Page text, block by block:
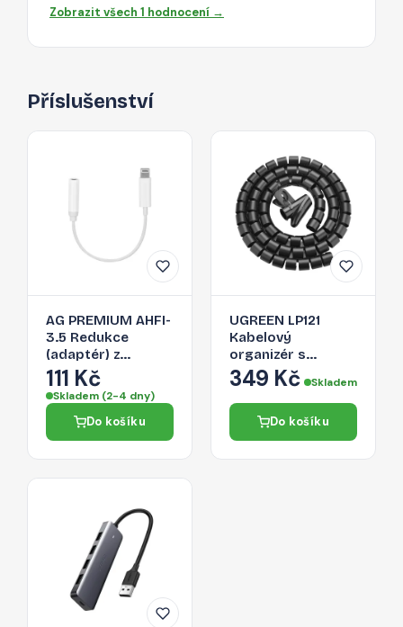
Zobrazit všech 1 hodnocení →
Příslušenství
AG PREMIUM AHFI-
3.5 Redukce
(adaptér) z
Lightning na 3,5
Jack, bílá
111 Kč
Skladem (2-4 dny)
Do košíku
UGREEN LP121
Kabelový
organizér s
aplikačním
vodítkem, průměr
25mm, délka 1,5m,
černý
349 Kč Skladem
Do košíku